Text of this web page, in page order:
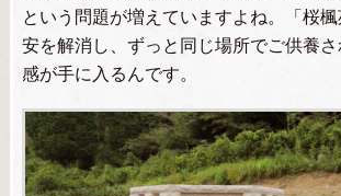
という問題が増えていますよね。「桜
安を解消し、ずっと同じ場所でご供養
感が手に入るんです。